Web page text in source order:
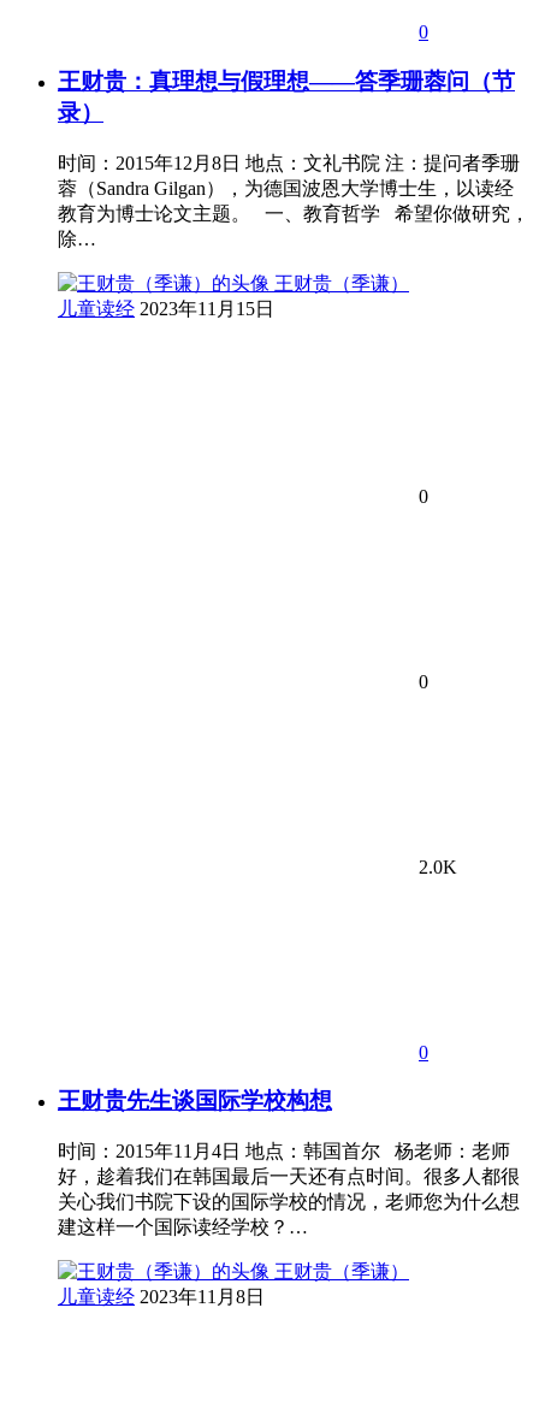
0
王财贵：真理想与假理想——答季珊蓉问（节
录）
时间：2015年12月8日 地点：文礼书院 注：提问者季珊
蓉（Sandra Gilgan），为德国波恩大学博士生，以读经
教育为博士论文主题。 一、教育哲学 希望你做研究，
除…
王财贵（季谦）
儿童读经 2023年11月15日
0
0
2.0K
0
王财贵先生谈国际学校构想
时间：2015年11月4日 地点：韩国首尔 杨老师：老师
好，趁着我们在韩国最后一天还有点时间。很多人都很
关心我们书院下设的国际学校的情况，老师您为什么想
建这样一个国际读经学校？…
王财贵（季谦）
儿童读经 2023年11月8日